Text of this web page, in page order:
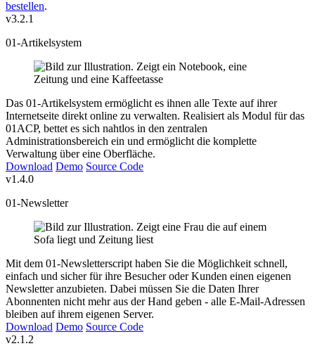
bestellen.
v3.2.1
01-Artikelsystem
Das 01-Artikelsystem ermöglicht es ihnen alle Texte auf ihrer
Internetseite direkt online zu verwalten. Realisiert als Modul für das
01ACP, bettet es sich nahtlos in den zentralen
Administrationsbereich ein und ermöglicht die komplette
Verwaltung über eine Oberfläche.
Download Demo Source Code
v1.4.0
01-Newsletter
Mit dem 01-Newsletterscript haben Sie die Möglichkeit schnell,
einfach und sicher für ihre Besucher oder Kunden einen eigenen
Newsletter anzubieten. Dabei müssen Sie die Daten Ihrer
Abonnenten nicht mehr aus der Hand geben - alle E-Mail-Adressen
bleiben auf ihrem eigenen Server.
Download Demo Source Code
v2.1.2